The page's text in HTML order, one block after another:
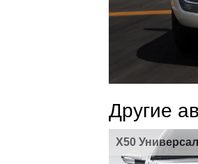
Другие
X50 Универсал